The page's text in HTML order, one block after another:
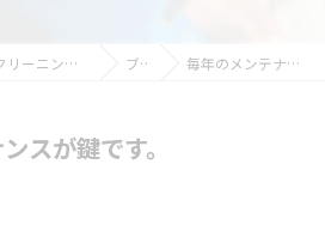
埼玉県越谷市のハウスクリーニングならおそうじ革命越谷大袋店 ブログ 毎年のメンテナンスが鍵です。
スが鍵です。